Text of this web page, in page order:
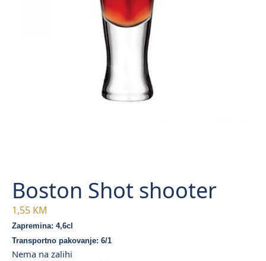
Boston Shot shooter
1,55 KM
Zapremina: 4,6cl
Transportno pakovanje: 6/1
Nema na zalihi